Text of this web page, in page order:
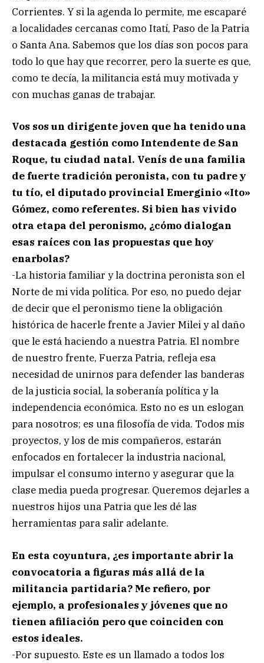
Corrientes. Y si la agenda lo permite, me escaparé
a localidades cercanas como Itatí, Paso de la Patria
o Santa Ana. Sabemos que los días son pocos para
todo lo que hay que recorrer, pero la suerte es que,
como te decía, la militancia está muy motivada y
con muchas ganas de trabajar.
Vos sos un dirigente joven que ha tenido una
destacada gestión como Intendente de San
Roque, tu ciudad natal. Venís de una familia
de fuerte tradición peronista, con tu padre y
tu tío, el diputado provincial Emerginio «Ito»
Gómez, como referentes. Si bien has vivido
otra etapa del peronismo, ¿cómo dialogan
esas raíces con las propuestas que hoy
enarbolas?
-La historia familiar y la doctrina peronista son el
Norte de mi vida política. Por eso, no puedo dejar
de decir que el peronismo tiene la obligación
histórica de hacerle frente a Javier Milei y al daño
que le está haciendo a nuestra Patria. El nombre
de nuestro frente, Fuerza Patria, refleja esa
necesidad de unirnos para defender las banderas
de la justicia social, la soberanía política y la
independencia económica. Esto no es un eslogan
para nosotros; es una filosofía de vida. Todos mis
proyectos, y los de mis compañeros, estarán
enfocados en fortalecer la industria nacional,
impulsar el consumo interno y asegurar que la
clase media pueda progresar. Queremos dejarles a
nuestros hijos una Patria que les dé las
herramientas para salir adelante.
En esta coyuntura, ¿es importante abrir la
convocatoria a figuras más allá de la
militancia partidaria? Me refiero, por
ejemplo, a profesionales y jóvenes que no
tienen afiliación pero que coinciden con
estos ideales.
-Por supuesto. Este es un llamado a todos los